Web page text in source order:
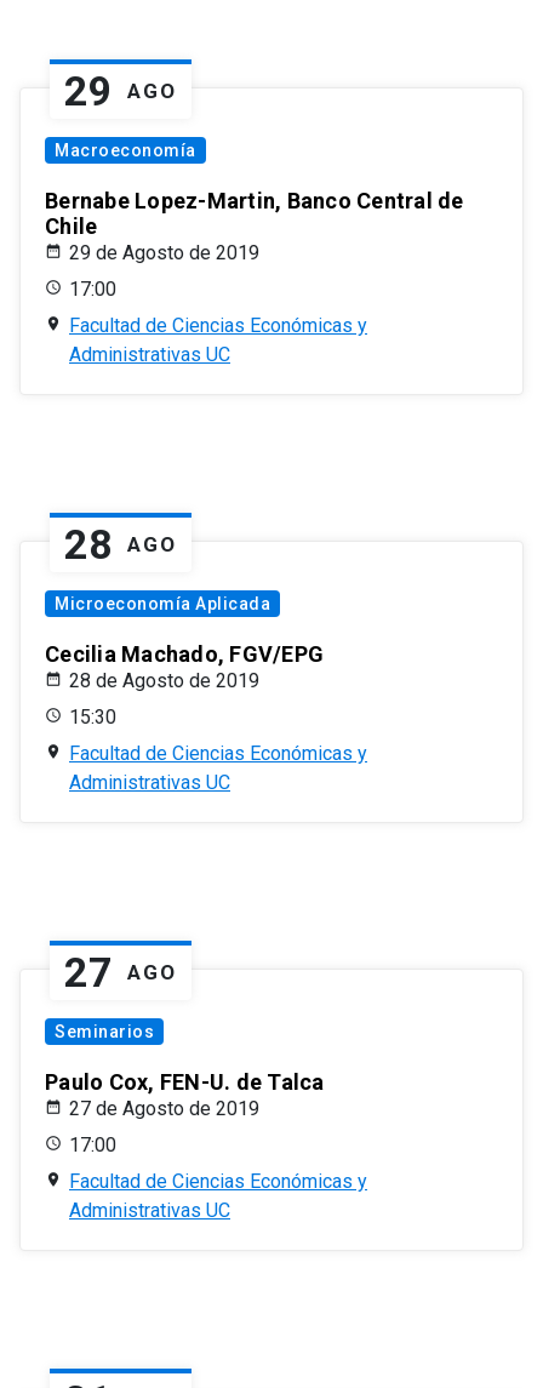
29 AGO
Macroeconomía
Bernabe Lopez-Martin, Banco Central de
Chile
29 de Agosto de 2019
17:00
Facultad de Ciencias Económicas y
Administrativas UC
28 AGO
Microeconomía Aplicada
Cecilia Machado, FGV/EPG
28 de Agosto de 2019
15:30
Facultad de Ciencias Económicas y
Administrativas UC
27 AGO
Seminarios
Paulo Cox, FEN-U. de Talca
27 de Agosto de 2019
17:00
Facultad de Ciencias Económicas y
Administrativas UC